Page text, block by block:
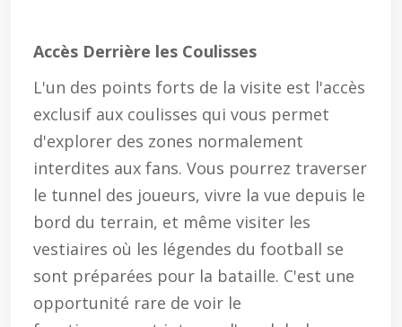
Accès Derrière les Coulisses
L'un des points forts de la visite est l'accès
exclusif aux coulisses qui vous permet
d'explorer des zones normalement
interdites aux fans. Vous pourrez traverser
le tunnel des joueurs, vivre la vue depuis le
bord du terrain, et même visiter les
vestiaires où les légendes du football se
sont préparées pour la bataille. C'est une
opportunité rare de voir le